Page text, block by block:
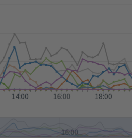
14:00 16:00 18:00
16:00